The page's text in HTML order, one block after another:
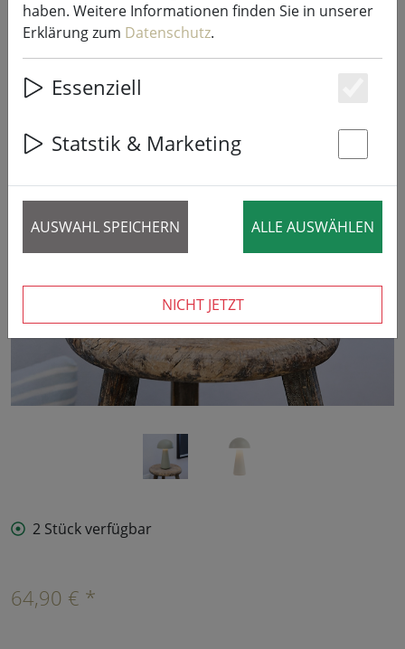
‹ ›
2 Stück verfügbar
64,90 € *
haben. Weitere Informationen finden Sie in unserer
Erklärung zum Datenschutz.
Essenziell
Statstik & Marketing
AUSWAHL SPEICHERN ALLE AUSWÄHLEN
NICHT JETZT